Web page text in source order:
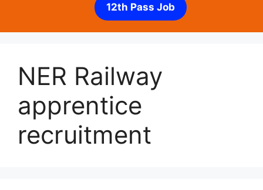
12th Pass Job
NER Railway
apprentice
recruitment